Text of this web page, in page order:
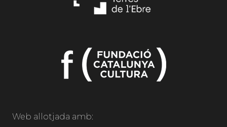
Web allotjada amb: